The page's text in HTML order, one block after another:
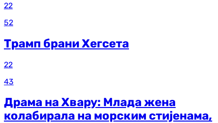
22
52
Трамп брани Хегсета
22
43
Драма на Хвару: Млада жена
колабирала на морским стијенама,